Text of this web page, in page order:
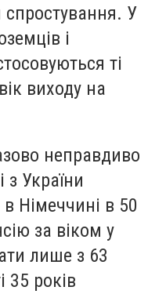
спростування. У
і
ті
виходу на
неправдиво
України
Німеччині в 50
за віком у
лише з 63
35 років